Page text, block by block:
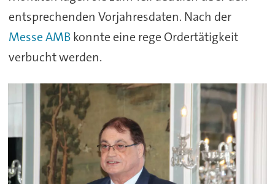
entsprechenden Vorjahresdaten. Nach der
Messe AMBkonnte eine rege Ordertätigkeit
verbucht werden.